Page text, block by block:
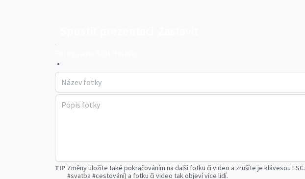
•
TIP Změny uložíte také pokračováním na další fotku či video a zrušíte je klávesou ESC.
#svatba #cestování) a fotku či video tak objeví více lidí.